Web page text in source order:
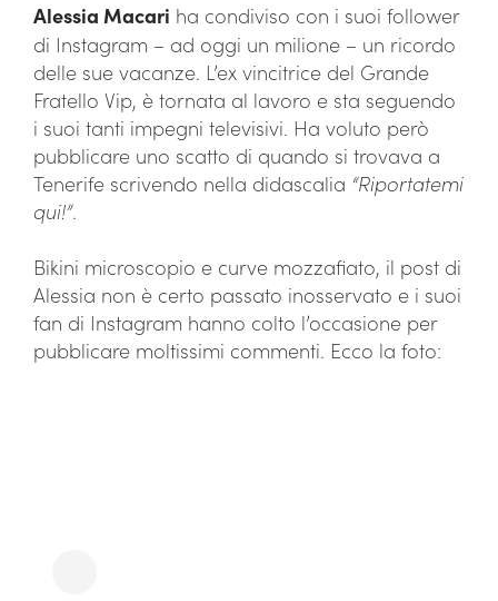
Alessia Macari ha condiviso con i suoi follower
di Instagram – ad oggi un milione – un ricordo
delle sue vacanze. L’ex vincitrice del Grande
Fratello Vip, è tornata al lavoro e sta seguendo
i suoi tanti impegni televisivi. Ha voluto però
pubblicare uno scatto di quando si trovava a
Tenerife scrivendo nella didascalia “Riportatemi
qui!”.
Bikini microscopio e curve mozzafiato, il post di
Alessia non è certo passato inosservato e i suoi
fan di Instagram hanno colto l’occasione per
pubblicare moltissimi commenti. Ecco la foto: